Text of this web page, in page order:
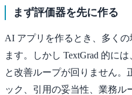
まず評価器を先に作る
AI アプリを作るとき、多く
ます。しかし TextGrad 的に
と改善ループが回りません。
ック、引用の妥当性、業務ル